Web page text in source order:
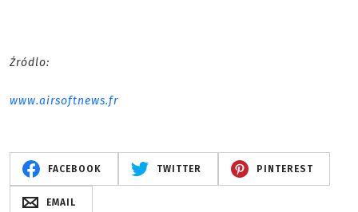
Źródlo:
www.airsoftnews.fr
FACEBOOK TWITTER PINTEREST
EMAIL